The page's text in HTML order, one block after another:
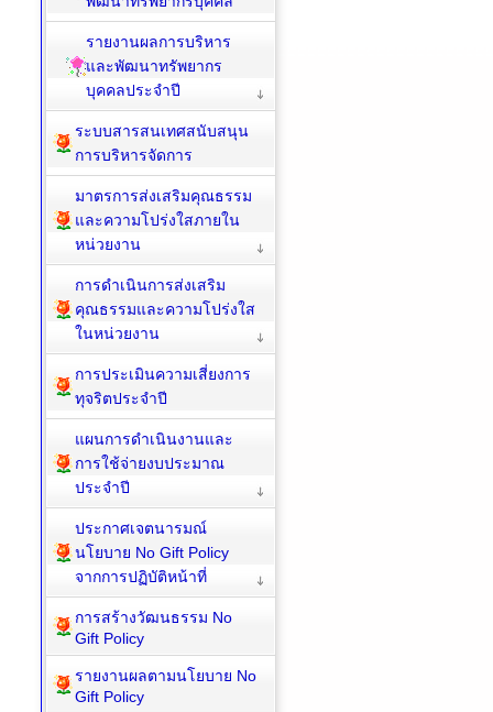
รายงานผลการบริหาร
และพัฒนาทรัพยากร
บุคคลประจำปี
ระบบสารสนเทศสนับสนุน
การบริหารจัดการ
มาตรการส่งเสริมคุณธรรม
และความโปร่งใสภายใน
หน่วยงาน
การดำเนินการส่งเสริม
คุณธรรมและความโปร่งใส
ในหน่วยงาน
การประเมินความเสี่ยงการ
ทุจริตประจำปี
แผนการดำเนินงานและ
การใช้จ่ายงบประมาณ
ประจำปี
ประกาศเจตนารมณ์
นโยบาย No Gift Policy
จากการปฏิบัติหน้าที่
การสร้างวัฒนธรรม No
Gift Policy
รายงานผลตามนโยบาย No
Gift Policy